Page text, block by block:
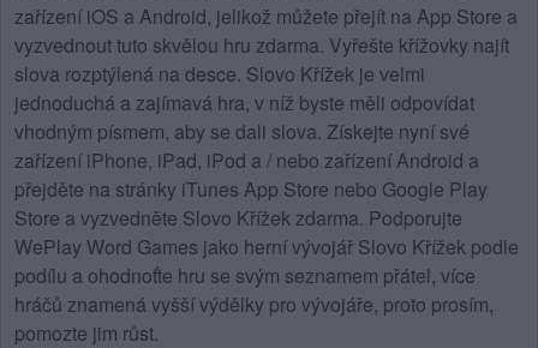
zařízení iOS a Android, jelikož můžete přejít na App Store a
vyzvednout tuto skvělou hru zdarma. Vyřešte křížovky najít
slova rozptýlená na desce. Slovo Křížek je velmi
jednoduchá a zajímavá hra, v níž byste měli odpovídat
vhodným písmem, aby se dali slova. Získejte nyní své
zařízení iPhone, iPad, iPod a / nebo zařízení Android a
přejděte na stránky iTunes App Store nebo Google Play
Store a vyzvedněte Slovo Křížek zdarma. Podporujte
WePlay Word Games jako herní vývojář Slovo Křížek podle
podílu a ohodnoťte hru se svým seznamem přátel, více
hráčů znamená vyšší výdělky pro vývojáře, proto prosím,
pomozte jim růst.